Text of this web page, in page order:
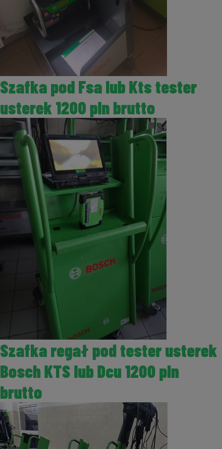
Szafka pod Fsa lub Kts tester
usterek 1200 pln brutto
Szafka regał pod tester usterek
Bosch KTS lub Dcu 1200 pln
brutto